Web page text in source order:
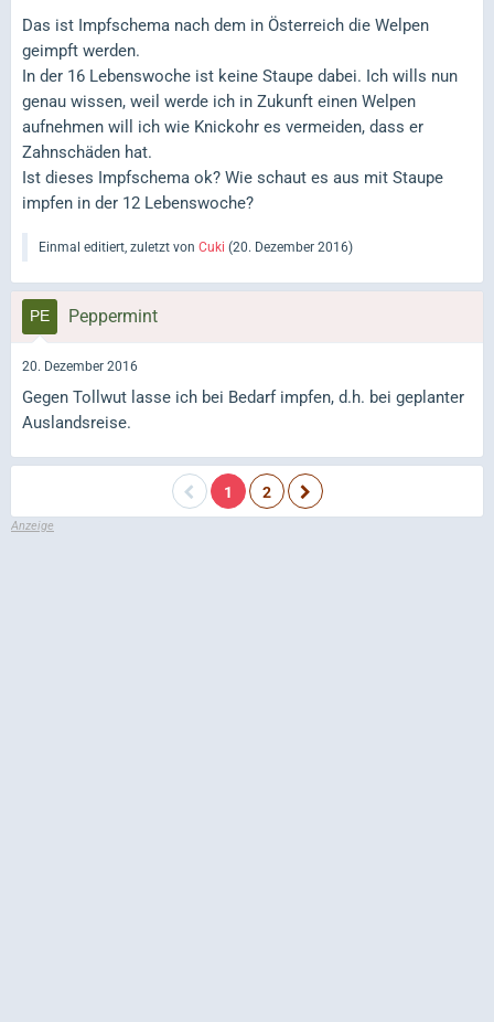
Das ist Impfschema nach dem in Österreich die Welpen
geimpft werden.
In der 16 Lebenswoche ist keine Staupe dabei. Ich wills nun
genau wissen, weil werde ich in Zukunft einen Welpen
aufnehmen will ich wie Knickohr es vermeiden, dass er
Zahnschäden hat.
Ist dieses Impfschema ok? Wie schaut es aus mit Staupe
impfen in der 12 Lebenswoche?
Einmal editiert, zuletzt von Cuki (20. Dezember 2016)
Peppermint
20. Dezember 2016
Gegen Tollwut lasse ich bei Bedarf impfen, d.h. bei geplanter
Auslandsreise.
1 2